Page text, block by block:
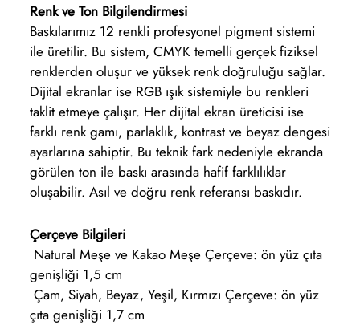
Renk ve Ton Bilgilendirmesi
Baskılarımız 12 renkli profesyonel pigment sistemi
ile üretilir. Bu sistem, CMYK temelli gerçek fiziksel
renklerden oluşur ve yüksek renk doğruluğu sağlar.
Dijital ekranlar ise RGB ışık sistemiyle bu renkleri
taklit etmeye çalışır. Her dijital ekran üreticisi ise
farklı renk gamı, parlaklık, kontrast ve beyaz dengesi
ayarlarına sahiptir. Bu teknik fark nedeniyle ekranda
görülen ton ile baskı arasında hafif farklılıklar
oluşabilir. Asıl ve doğru renk referansı baskıdır.
Çerçeve Bilgileri
Natural Meşe ve Kakao Meşe Çerçeve: ön yüz çıta
genişliği 1,5 cm
Çam, Siyah, Beyaz, Yeşil, Kırmızı Çerçeve: ön yüz
çıta genişliği 1,7 cm